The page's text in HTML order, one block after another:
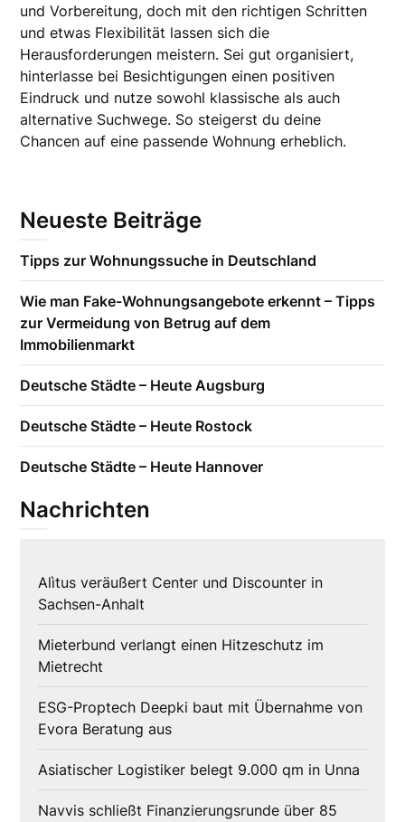
und Vorbereitung, doch mit den richtigen Schritten
und etwas Flexibilität lassen sich die
Herausforderungen meistern. Sei gut organisiert,
hinterlasse bei Besichtigungen einen positiven
Eindruck und nutze sowohl klassische als auch
alternative Suchwege. So steigerst du deine
Chancen auf eine passende Wohnung erheblich.
Neueste Beiträge
Tipps zur Wohnungssuche in Deutschland
Wie man Fake-Wohnungsangebote erkennt – Tipps
zur Vermeidung von Betrug auf dem
Immobilienmarkt
Deutsche Städte – Heute Augsburg
Deutsche Städte – Heute Rostock
Deutsche Städte – Heute Hannover
Nachrichten
Alìtus veräußert Center und Discounter in
Sachsen-Anhalt
Mieterbund verlangt einen Hitzeschutz im
Mietrecht
ESG-Proptech Deepki baut mit Übernahme von
Evora Beratung aus
Asiatischer Logistiker belegt 9.000 qm in Unna
Navvis schließt Finanzierungsrunde über 85